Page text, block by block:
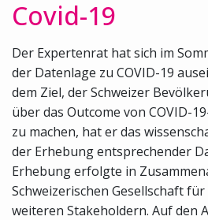
Covid-19
Der Expertenrat hat sich im
der Datenlage zu COVID-19
dem Ziel, der Schweizer
über das Outcome von COVID-
zu machen, hat er das
der Erhebung entsprechender
Erhebung erfolgte in
Schweizerischen Gesellschaft
weiteren Stakeholdern. Auf den